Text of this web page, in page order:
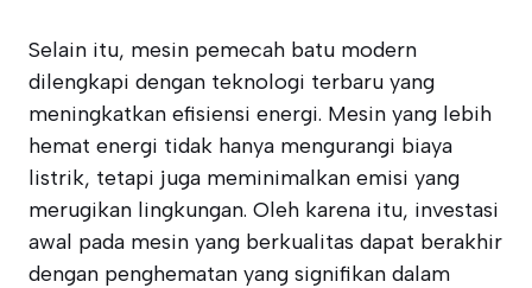
Selain itu, mesin pemecah batu modern
dilengkapi dengan teknologi terbaru yang
meningkatkan efisiensi energi. Mesin yang lebih
hemat energi tidak hanya mengurangi biaya
listrik, tetapi juga meminimalkan emisi yang
merugikan lingkungan. Oleh karena itu, investasi
awal pada mesin yang berkualitas dapat berakhir
dengan penghematan yang signifikan dalam